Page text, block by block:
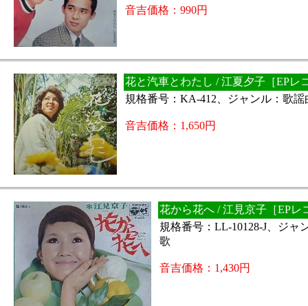
音吉価格：990円
花と汽車とわたし / 江夏夕子［EPレ
規格番号：KA-412、ジャンル：歌謡
音吉価格：1,650円
花から花へ / 江見京子［EPレ
規格番号：LL-10128-J、ジャ
歌
音吉価格：1,430円